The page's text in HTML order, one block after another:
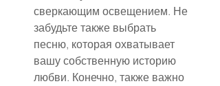
сверкающим освещением. Не
забудьте также выбрать
песню, которая охватывает
вашу собственную историю
любви. Конечно, также важно